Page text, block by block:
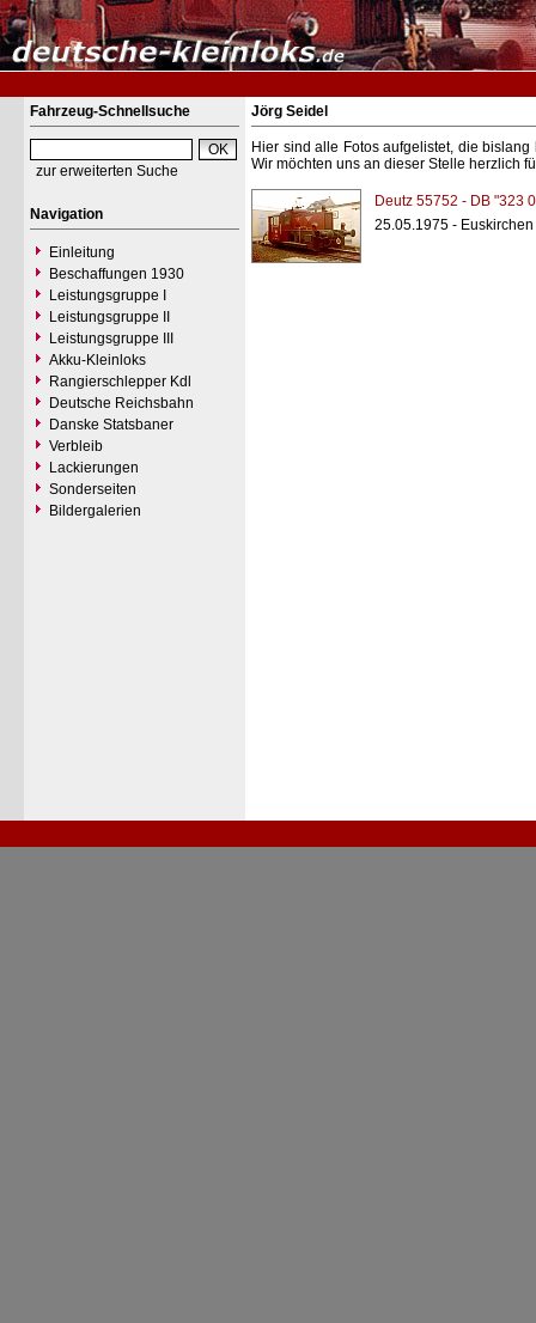
Fahrzeug-Schnellsuche
zur erweiterten Suche
Navigation
Einleitung
Beschaffungen 1930
Leistungsgruppe I
Leistungsgruppe II
Leistungsgruppe III
Akku-Kleinloks
Rangierschlepper Kdl
Deutsche Reichsbahn
Danske Statsbaner
Verbleib
Lackierungen
Sonderseiten
Bildergalerien
Jörg Seidel
Hier sind alle Fotos aufgelistet, die
Wir möchten uns an dieser Stelle herzlich
Deutz 55752 - DB "323
25.05.1975 - Euskirchen